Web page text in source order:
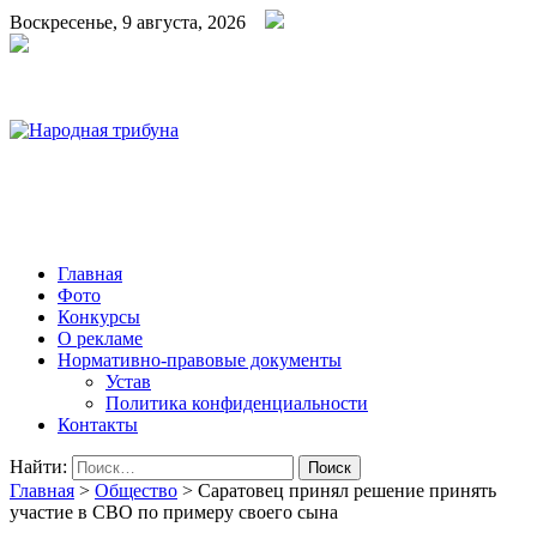
Воскресенье, 9 августа, 2026
Главная
Фото
Конкурсы
О рекламе
Нормативно-правовые документы
Устав
Политика конфиденциальности
Контакты
Найти:
Главная > Общество > Саратовец принял решение принять
участие в СВО по примеру своего сына